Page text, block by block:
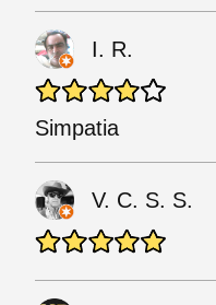
I. R.
Simpatia
V. C. S. S.